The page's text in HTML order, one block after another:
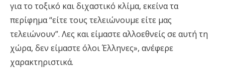
για το τοξικό και διχαστικό κλίμα, εκείνα τα
περίφημα “είτε τους τελειώνουμε είτε μας
τελειώνουν”. Λες και είμαστε αλλοεθνείς σε αυτή τη
χώρα, δεν είμαστε όλοι Έλληνες», ανέφερε
χαρακτηριστικά.